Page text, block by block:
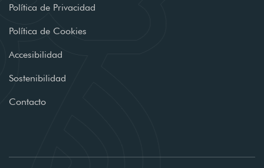
Política de Privacidad
Política de Cookies
Accesibilidad
Sostenibilidad
Contacto